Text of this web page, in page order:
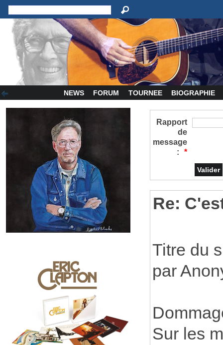
NEWS FORUM TOURNEE BIOGRAPHIE
Rapport
de
message
:
*
Re:
Titre du
par
Sur les